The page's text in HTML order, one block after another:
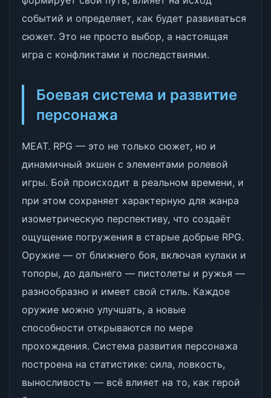
событий и определяет, как будет развиваться
сюжет. Это не просто выбор, а настоящая
игра с конфликтами и последствиями.
Боевая система и развитие
персонажа
МЕАТ. RPG — это не только сюжет, но и
динамичный экшен с элементами ролевой
игры. Бой происходит в реальном времени, и
при этом сохраняет характерную для жанра
изометрическую перспективу, что создаёт
ощущение погружения в старые добрые RPG.
Оружие — от ближнего боя, включая кулаки и
топоры, до дальнего — пистолеты и ружья —
разнообразно и имеет свой стиль. Каждое
оружие можно улучшать, а новые
способности открываются по мере
прохождения. Система развития персонажа
построена на статистике: сила, ловкость,
выносливость — всё влияет на то, как герой